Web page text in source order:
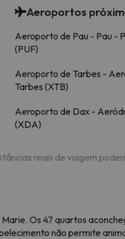
Aeroportos
Aeroporto de Pau - Pau -
(PUF)
Aeroporto de Tarbes -
Tarbes (XTB)
Aeroporto de Dax -
(XDA)
reais de viagem
Os 47 quartos
não permite